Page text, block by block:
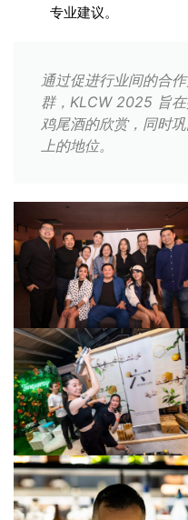
专业建议。
通过促进行业间的合
群，KLCW 2025 旨
鸡尾酒的欣赏，同时
上的地位。